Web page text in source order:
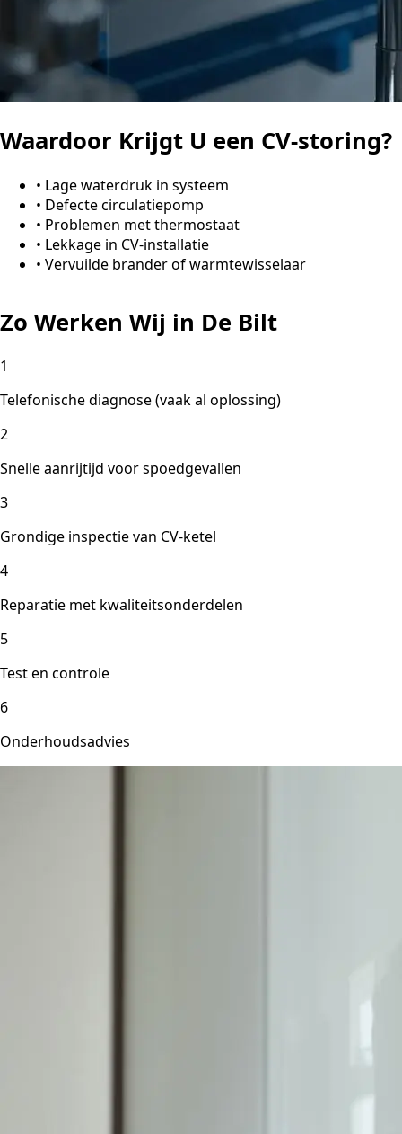
Waardoor Krijgt U een CV-storing?
• Lage waterdruk in systeem
• Defecte circulatiepomp
• Problemen met thermostaat
• Lekkage in CV-installatie
• Vervuilde brander of warmtewisselaar
Zo Werken Wij in De Bilt
1
Telefonische diagnose (vaak al oplossing)
2
Snelle aanrijtijd voor spoedgevallen
3
Grondige inspectie van CV-ketel
4
Reparatie met kwaliteitsonderdelen
5
Test en controle
6
Onderhoudsadvies